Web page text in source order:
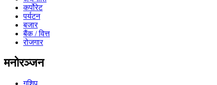
कर्पोरेट
पर्यटन
बजार
बैंक / वित्त
रोजगार
मनोरञ्जन
गशिप